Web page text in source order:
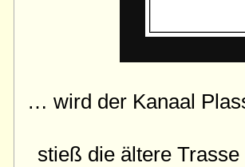
… wird der Kanaal
stieß die ältere